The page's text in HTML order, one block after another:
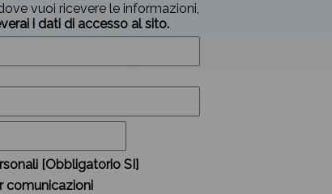
vuoi ricevere le informazioni,
i dati di accesso al sito.
[Obbligatorio SI]
comunicazioni